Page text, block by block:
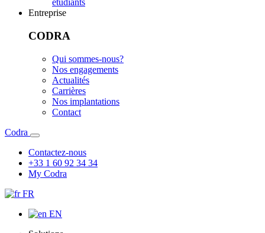
étudiants
Entreprise
CODRA
Qui sommes-nous?
Nos engagements
Actualités
Carrières
Nos implantations
Contact
Codra
Contactez-nous
+33 1 60 92 34 34
My Codra
FR
EN